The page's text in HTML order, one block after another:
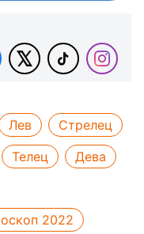
Лев
Стрелец
Телец
Дева
2022